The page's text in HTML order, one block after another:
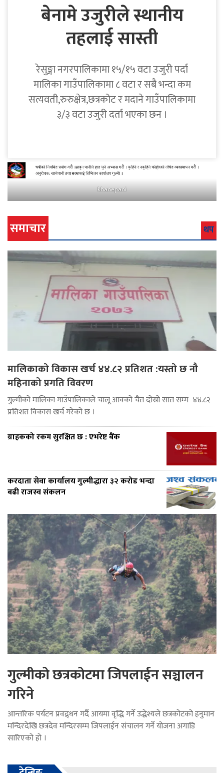
बेनामे उजुरीले स्थानीय
तहलाई सास्ती
रेसुङ्गा नगरपालिकामा १५/१५ वटा उजुरी पर्दा
मालिका गाउँपालिकामा ८ वटा र सबै भन्दा कम
सत्यवती,रुरुक्षेत्र,छत्रकोट र मदाने गाउँपालिकामा
३/३ वटा उजुरी दर्ता भएका छन ।
khanepani
समाचार थप
मालिकाको विकास खर्च ४४.८२ प्रतिशत :यस्तो छ नौ
महिनाको प्रगति विवरण
गुल्मीको मालिका गाउँपालिकाले चालू आवको चैत दोस्रो सात सम्म ४४.८२
प्रतिशत विकास खर्च गरेको छ ।
ग्राहकको रकम सुरक्षित छ : एभरेष्ट बैंक
करदाता सेवा कार्यालय गुल्मीद्धारा ३२ करोड भन्दा
बढी राजस्व संकलन
गुल्मीको छत्रकोटमा जिपलाईन सञ्चालन
गरिने
आन्तरिक पर्यटन प्रवद्र्धन गर्दै आयमा वृद्धि गर्ने उद्धेश्यले छत्रकोटको हनुमान
मन्दिरदेखि छत्रदेव मन्दिरसम्म जिपलाईन संचालन गर्ने योजना अगाडि
सारिएको हो ।